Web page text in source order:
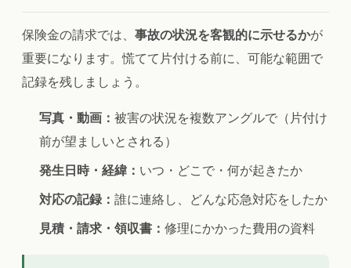
保険金の請求では、 事故の状況を客観的に示せるかが
重要になります。慌てて片付ける前に、可能な範囲で
記録を残しましょう。
写真・動画： 被害の状況を複数アングルで（片付け
前が望ましいとされる）
発生日時・経緯： いつ・どこで・何が起きたか
対応の記録： 誰に連絡し、どんな応急対応をしたか
見積・請求・領収書： 修理にかかった費用の資料